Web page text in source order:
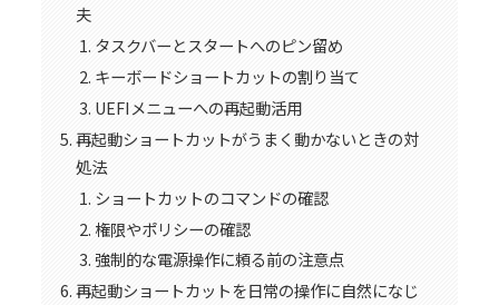
夫
タスクバーとスタートへのピン留め
キーボードショートカットの割り当て
UEFIメニューへの再起動活用
再起動ショートカットがうまく動かないときの対
処法
ショートカットのコマンドの確認
権限やポリシーの確認
強制的な電源操作に頼る前の注意点
再起動ショートカットを日常の操作に自然になじ